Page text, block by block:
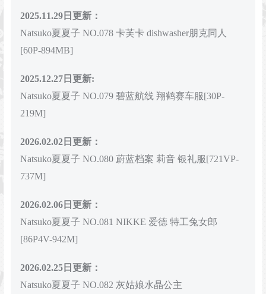
2025.11.29日更新：
Natsuko夏夏子 NO.078 卡芙卡 dishwasher朋克同人
[60P-894MB]
2025.12.27日更新:
Natsuko夏夏子 NO.079 碧蓝航线 翔鹤赛车服[30P-
219M]
2026.02.02日更新：
Natsuko夏夏子 NO.080 蔚蓝档案 莉音 银礼服[721VP-
737M]
2026.02.06日更新：
Natsuko夏夏子 NO.081 NIKKE 爱德 特工兔女郎
[86P4V-942M]
2026.02.25日更新：
Natsuko夏夏子 NO.082 灰姑娘水晶公主